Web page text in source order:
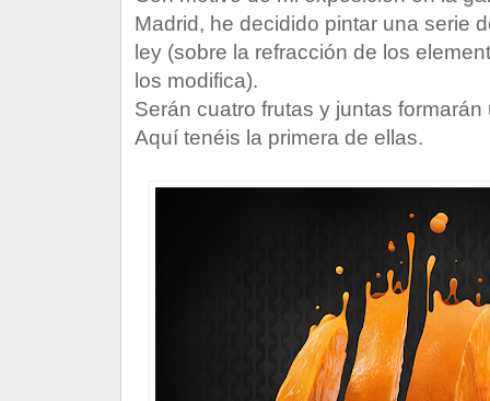
Madrid, he decidido pintar una serie
ley (sobre la refracción de los
los modifica).
Serán cuatro frutas y juntas
Aquí tenéis la primera de ellas.